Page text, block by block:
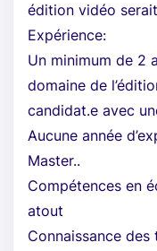
édition vidéo
Expérience:
Un minimum de 2
domaine de
candidat.e avec
Aucune année
Master..
Compétences en
atout
Connaissance